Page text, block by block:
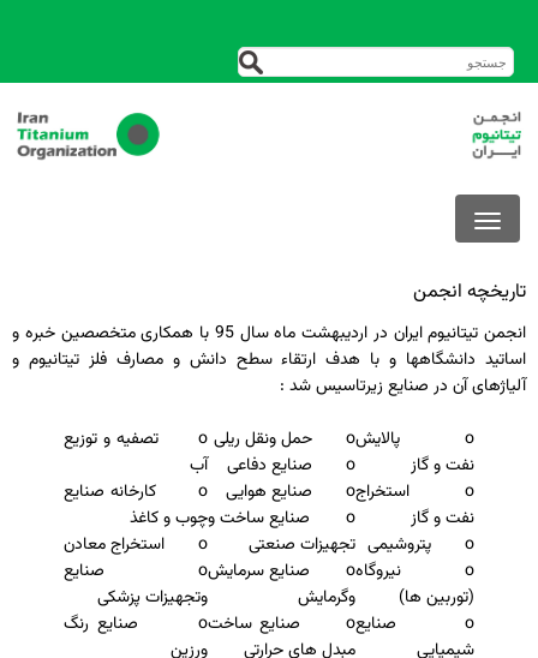
تاریخچه انجمن
انجمن تیتانیوم ایران در اردیبهشت ماه سال 95 با همكاری متخصصین خبره و
اساتید دانشگاهها و با هدف ارتقاء سطح دانش و مصارف فلز تیتانیوم و
آلیاژهای آن در صنایع زیرتاسیس شد :
o پالایش
نفت و گاز
o استخراج
نفت و گاز
o پتروشیمی
o نیروگاه
(توربین ها)
o صنایع
شیمیایی
o حمل ونقل ریلی
o صنایع دفاعی
o صنایع هوایی
o صنایع ساخت و
تجهیزات صنعتی
o صنایع سرمایش
وگرمایش
o صنایع ساخت
مبدل های حرارتی
o تصفیه و توزیع
آب
o کارخانه صنایع
چوب و کاغذ
o استخراج معادن
o صنایع
وتجهیزات پزشکی
o صنایع رنگ
ورزین